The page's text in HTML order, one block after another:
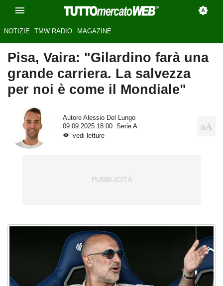
NOTIZIE TMW RADIO MAGAZINE
Pisa, Vaira: "Gilardino farà una
grande carriera. La salvezza
per noi è come il Mondiale"
Autore Alessio Del Lungo
09.09.2025 18:00
Serie A
vedi letture